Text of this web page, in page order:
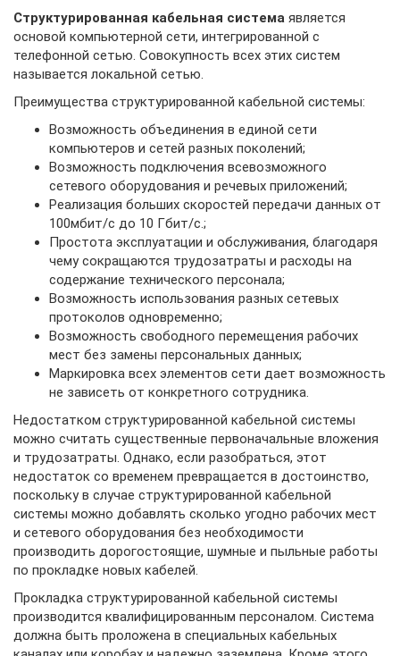
Структурированная кабельная система является
основой компьютерной сети, интегрированной с
телефонной сетью. Совокупность всех этих систем
называется локальной сетью.
Преимущества структурированной кабельной системы:
Возможность объединения в единой сети
компьютеров и сетей разных поколений;
Возможность подключения всевозможного
сетевого оборудования и речевых приложений;
Реализация больших скоростей передачи данных от
100мбит/с до 10 Гбит/с.;
Простота эксплуатации и обслуживания, благодаря
чему сокращаются трудозатраты и расходы на
содержание технического персонала;
Возможность использования разных сетевых
протоколов одновременно;
Возможность свободного перемещения рабочих
мест без замены персональных данных;
Маркировка всех элементов сети дает возможность
не зависеть от конкретного сотрудника.
Недостатком структурированной кабельной системы
можно считать существенные первоначальные вложения
и трудозатраты. Однако, если разобраться, этот
недостаток со временем превращается в достоинство,
поскольку в случае структурированной кабельной
системы можно добавлять сколько угодно рабочих мест
и сетевого оборудования без необходимости
производить дорогостоящие, шумные и пыльные работы
по прокладке новых кабелей.
Прокладка структурированной кабельной системы
производится квалифицированным персоналом. Система
должна быть проложена в специальных кабельных